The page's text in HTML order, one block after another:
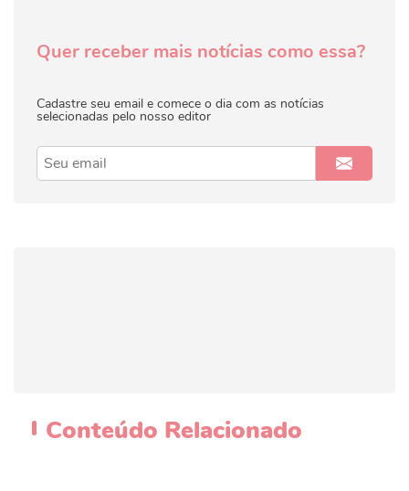
Quer receber mais notícias como essa?
Cadastre seu email e comece o dia com as notícias
selecionadas pelo nosso editor
Conteúdo Relacionado